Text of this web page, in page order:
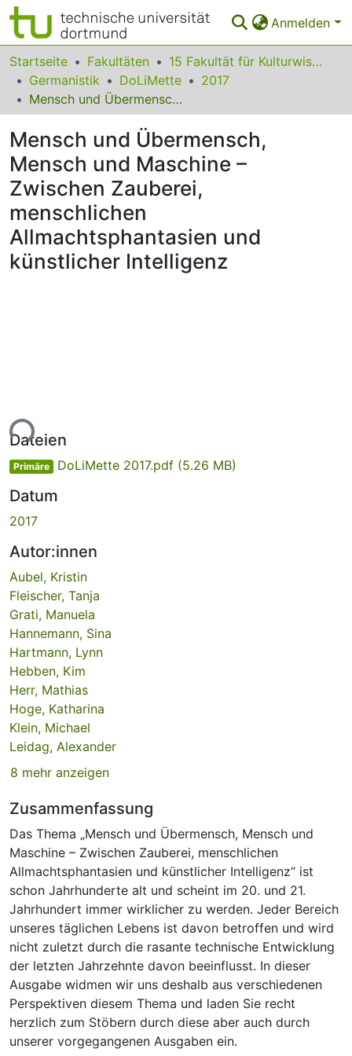
Anmelden
Bereiche & Sammlungen
Das gesamte Repositorium
FAQ
Leitlinien
Zurück zur Startseite
Startseite Fakultäten
15 Fakultät für Kulturwissenschaften
Germanistik
DoLiMette
2017
Mensch und Übermensch, Mensch und Maschine – Zwischen Zauberei, menschlichen Allmachtsphantasien und künstlicher Intelligenz
Mensch und Übermensch,
Mensch und Maschine –
Zwischen Zauberei,
menschlichen
Allmachtsphantasien und
künstlicher Intelligenz
Dateien
Primäre DoLiMette 2017.pdf (5.26 MB)
Datum
2017
Autor:innen
Aubel, Kristin
Fleischer, Tanja
Grati, Manuela
Hannemann, Sina
Hartmann, Lynn
Hebben, Kim
Herr, Mathias
Hoge, Katharina
Klein, Michael
Leidag, Alexander
8 mehr anzeigen
Zusammenfassung
Das Thema „Mensch und Übermensch, Mensch und
Maschine – Zwischen Zauberei, menschlichen
Allmachtsphantasien und künstlicher Intelligenz“ ist
schon Jahrhunderte alt und scheint im 20. und 21.
Jahrhundert immer wirklicher zu werden. Jeder Bereich
unseres täglichen Lebens ist davon betroffen und wird
nicht zuletzt durch die rasante technische Entwicklung
der letzten Jahrzehnte davon beeinflusst. In dieser
Ausgabe widmen wir uns deshalb aus verschiedenen
Perspektiven diesem Thema und laden Sie recht
herzlich zum Stöbern durch diese aber auch durch
unserer vorgegangenen Ausgaben ein.